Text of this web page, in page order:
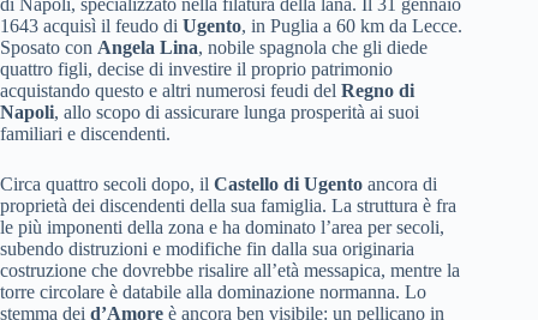
di Napoli, specializzato nella filatura della lana. Il 31 gennaio
1643 acquisì il feudo di Ugento, in Puglia a 60 km da Lecce.
Sposato con Angela Lina, nobile spagnola che gli diede
quattro figli, decise di investire il proprio patrimonio
acquistando questo e altri numerosi feudi del Regno di
Napoli, allo scopo di assicurare lunga prosperità ai suoi
familiari e discendenti.
Circa quattro secoli dopo, il Castello di Ugento ancora di
proprietà dei discendenti della sua famiglia. La struttura è fra
le più imponenti della zona e ha dominato l’area per secoli,
subendo distruzioni e modifiche fin dalla sua originaria
costruzione che dovrebbe risalire all’età messapica, mentre la
torre circolare è databile alla dominazione normanna. Lo
stemma dei d’Amore è ancora ben visibile: un pellicano in